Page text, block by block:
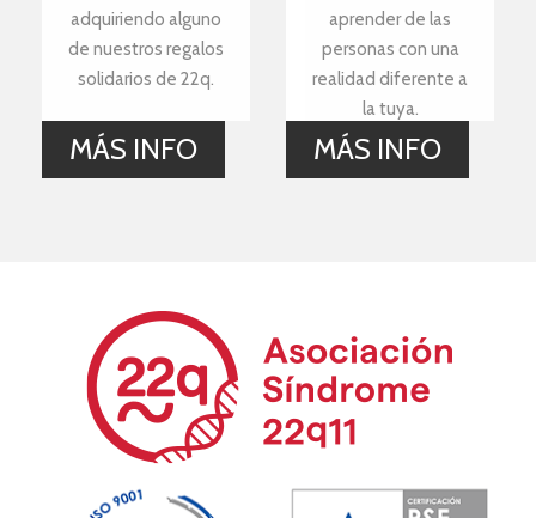
adquiriendo alguno
de nuestros regalos
solidarios de 22q.
MÁS INFO
aprender de las
personas con una
realidad diferente a
la tuya.
MÁS INFO